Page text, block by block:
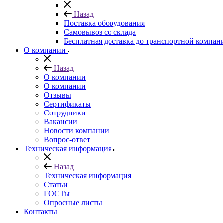
Назад
Поставка оборудования
Самовывоз со склада
Бесплатная доставка до транспортной
О компании
Назад
О компании
О компании
Отзывы
Сертификаты
Сотрудники
Вакансии
Новости компании
Вопрос-ответ
Техническая информация
Назад
Техническая информация
Статьи
ГОСТы
Опросные листы
Контакты